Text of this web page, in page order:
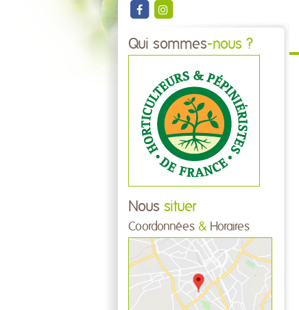
Qui sommes-nous ?
Nous situer
Coordonnées & Horaires